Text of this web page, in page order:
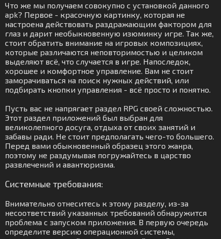
Что же мы получаем совокупно с установкой данного
apk? Первое - красочную картинку, которая не
настроена действовать раздражающим фактором для
глаз и дарит необыкновенную изюминку игре. Так же,
стоит обратить внимание на игровых композициях,
которые различаются неповторимостью и целиком
выделяют всё, что случается в игре. Напоследок,
хорошее и комфортное управление. Вам не стоит
заморачиваться на поиск нужных действий, или
подбирать кнопки управления - всё просто и понятно.
Пусть вас не напрягает раздел RPG своей сложностью.
Этот раздел приложений был выбран для
великолепного досуга, отдыха от своих занятий и
забавы ради. Не стоит предполагать чего-то большего.
Перед вами обыкновенный образец этого жанра,
поэтому не раздумывая погружайтесь в царство
развлечений и авантюризма.
Системные требования:
Внимательно отнеситесь к этому разделу, из-за
несоответствий указанных требований обнаружится
проблема с запуском приложения. В первую очередь
определите версию операционной системы,